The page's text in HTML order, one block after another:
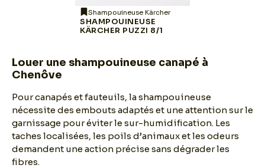
Shampouineuse Kärcher
SHAMPOUINEUSE
KÄRCHER PUZZI 8/1
Louer une shampouineuse canapé à
Chenôve
Pour canapés et fauteuils, la shampouineuse
nécessite des embouts adaptés et une attention sur le
garnissage pour éviter le sur-humidification. Les
taches localisées, les poils d’animaux et les odeurs
demandent une action précise sans dégrader les
fibres.